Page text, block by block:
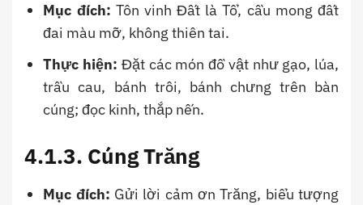
Mục đích: Tôn vinh Đất là Tổ, cầu mong đất
đai màu mỡ, không thiên tai.
Thực hiện: Đặt các món đồ vật như gạo, lúa,
trầu cau, bánh trôi, bánh chưng trên bàn
cúng; đọc kinh, thắp nến.
4.1.3. Cúng Trăng
Mục đích: Gửi lời cảm ơn Trăng, biểu tượng